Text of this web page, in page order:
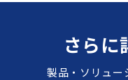
さらに
製品・ソリュー